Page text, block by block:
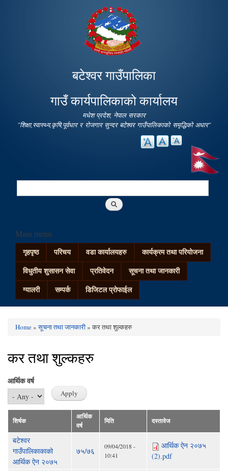
main
content
बटेश्वर गाउँपालिका
गाउँ कार्यपालिकाको कार्यालय
मधेश प्रदेश, नेपाल सरकार
"शिक्षा,स्वास्थ्य,कृषि,पूर्वधार र रोजगार सुन्दर बटेश्वर गाउँपालिकाको समृद्धिको अधार"
Search
Main menu
गृहपृष्ठ
परिचय वडा कार्यालयहरु
कार्यक्रम तथा परियोजना
विधुतीय शुसासन सेवा
प्रतिवेदन
सूचना तथा जानकारी
ग्यालरी
सम्पर्क डिजिटल प्रोफाईल
You are here
Home»सूचना तथा जानकारी» कर तथा शुल्कहरु
कर तथा शुल्कहरु
आर्थिक वर्ष
शिर्षक
आर्थिक
वर्ष
मिति दस्तावेज
बटेश्वर
गाउँपालिकाकाको
आर्थिक ऐन २०७५
७५/७६
09/04/2018 -
10:41
आर्थिक ऐन २०७५
(2).pdf